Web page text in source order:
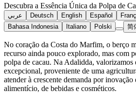
Descubra a Essência Única da Polpa de
عربي Deutsch English Español
Bahasa Indonesia
Italiano Polski 简
No coração da Costa do Marfim, o berço
recurso ainda pouco explorado, mas com
polpa de cacau. Na Adalidda, valorizamos
excepcional, proveniente de uma
atender à crescente demanda por inovação
alimentício, de bebidas e cosméticos.